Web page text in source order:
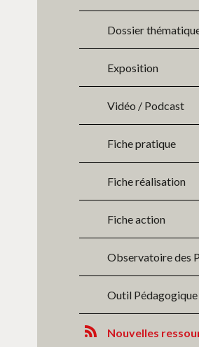
Dossier
Exposition
Vidéo / Podcast
Fiche pratique
Fiche réalisation
Fiche action
Observatoire des
Outil Pédagogique
Nouvelles